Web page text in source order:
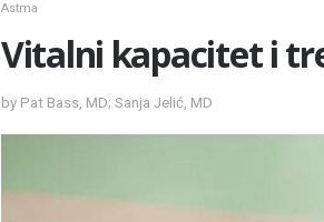
Astma
Vitalni kapacitet i
by Pat Bass, MD; Sanja Jelić, MD